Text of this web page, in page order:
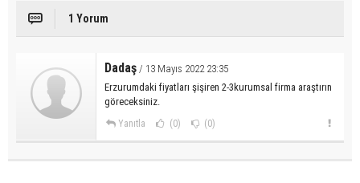
1 Yorum
Dadaş / 13 Mayıs 2022 23:35
Erzurumdaki fiyatları şişiren 2-3kurumsal firma araştırın
göreceksiniz.
Yanıtla (0) (0)